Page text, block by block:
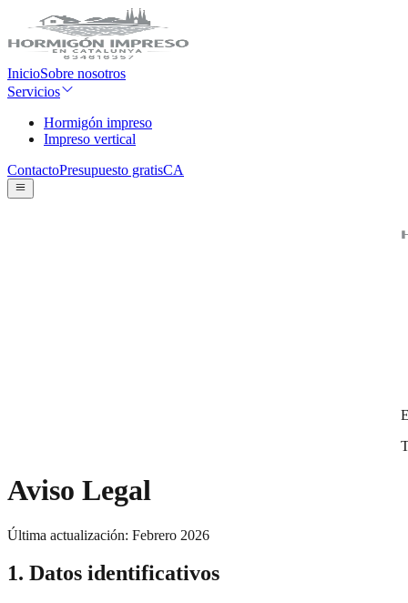
InicioSobre nosotros
Servicios
Hormigón impreso
Impreso vertical
ContactoPresupuesto gratisCA
Aviso Legal
Última actualización: Febrero 2026
1. Datos identificativos